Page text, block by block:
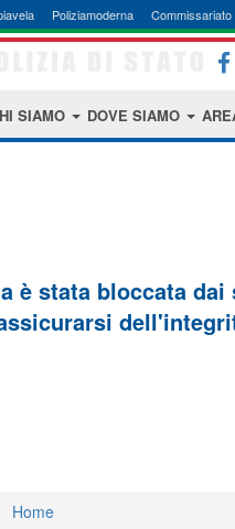
Poliziamoderna Commissariato
SIAMO DOVE SIAMO
è stata bloccata
Home